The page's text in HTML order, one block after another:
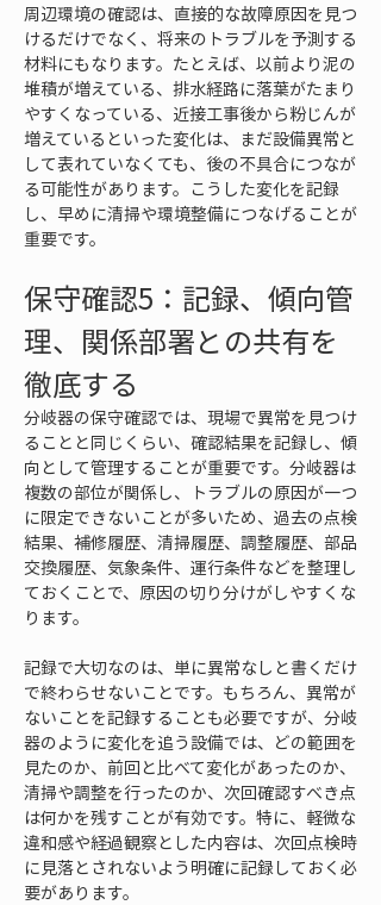
周辺環境の確認は、直接的な故障原因を見つ
けるだけでなく、将来のトラブルを予測する
材料にもなります。たとえば、以前より泥の
堆積が増えている、排水経路に落葉がたまり
やすくなっている、近接工事後から粉じんが
増えているといった変化は、まだ設備異常と
して表れていなくても、後の不具合につなが
る可能性があります。こうした変化を記録
し、早めに清掃や環境整備につなげることが
重要です。
保守確認5：記録、傾向管
理、関係部署との共有を
徹底する
分岐器の保守確認では、現場で異常を見つけ
ることと同じくらい、確認結果を記録し、傾
向として管理することが重要です。分岐器は
複数の部位が関係し、トラブルの原因が一つ
に限定できないことが多いため、過去の点検
結果、補修履歴、清掃履歴、調整履歴、部品
交換履歴、気象条件、運行条件などを整理し
ておくことで、原因の切り分けがしやすくな
ります。
記録で大切なのは、単に異常なしと書くだけ
で終わらせないことです。もちろん、異常が
ないことを記録することも必要ですが、分岐
器のように変化を追う設備では、どの範囲を
見たのか、前回と比べて変化があったのか、
清掃や調整を行ったのか、次回確認すべき点
は何かを残すことが有効です。特に、軽微な
違和感や経過観察とした内容は、次回点検時
に見落とされないよう明確に記録しておく必
要があります。